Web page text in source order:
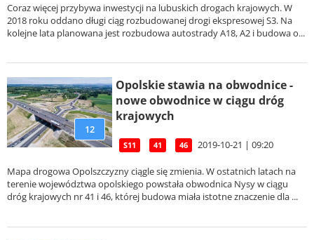
Coraz więcej przybywa inwestycji na lubuskich drogach krajowych. W
2018 roku oddano długi ciąg rozbudowanej drogi ekspresowej S3. Na
kolejne lata planowana jest rozbudowa autostrady A18, A2 i budowa o...
12
Opolskie stawia na obwodnice -
nowe obwodnice w ciągu dróg
krajowych
S11 41 46 2019-10-21 | 09:20
Mapa drogowa Opolszczyzny ciągle się zmienia. W ostatnich latach na
terenie województwa opolskiego powstała obwodnica Nysy w ciągu
dróg krajowych nr 41 i 46, której budowa miała istotne znaczenie dla ...